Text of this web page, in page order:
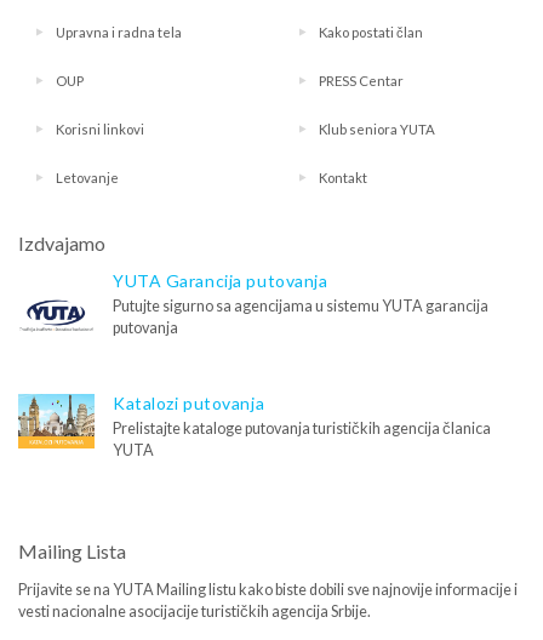
Upravna i radna tela Kako postati član
OUP PRESS Centar
Korisni linkovi Klub seniora YUTA
Letovanje Kontakt
Izdvajamo
YUTA Garancija putovanja
Putujte sigurno sa agencijama u sistemu YUTA garancija
putovanja
Katalozi putovanja
Prelistajte kataloge putovanja turističkih agencija članica
YUTA
Mailing Lista
Prijavite se na YUTA Mailing listu kako biste dobili sve najnovije informacije i
vesti nacionalne asocijacije turističkih agencija Srbije.